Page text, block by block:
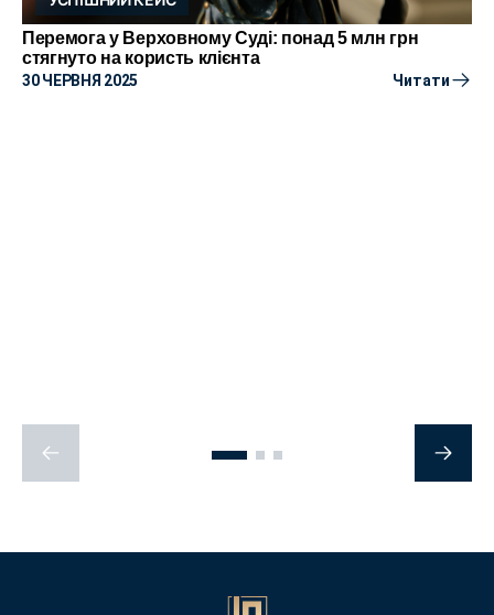
Перемога у Верховному Суді: понад 5 млн грн
стягнуто на користь клієнта
30 ЧЕРВНЯ 2025 Читати